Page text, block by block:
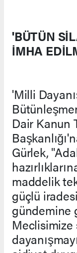
'BÜTÜN
İMHA
'Milli
Dair Kanun
Gürlek,
maddelik
güçlü
gündemine